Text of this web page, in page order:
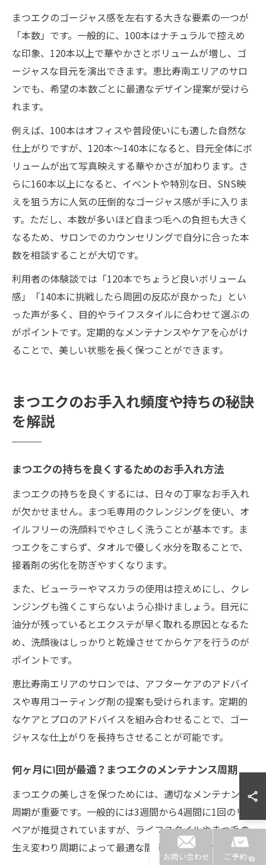
まつエクのゴージャス感を左右する大きな要素の一つが
「本数」です。一般的に、100本はナチュラルで控えめ
な印象、120本以上で華やかさとボリュームが増し、ゴ
ージャスな目元を演出できます。恵比寿南エリアのサロ
ンでも、希望の本数ごとに最適なデザイン提案が受けら
れます。
例えば、100本はオフィスや普段使いにも適した自然な
仕上がりですが、120本〜140本になると、目元全体にボ
リュームが出て写真映えする華やかさが加わります。さ
らに160本以上になると、イベントや特別な日、SNS映
えを狙う方に人気の圧倒的なゴージャス感が手に入りま
す。ただし、本数が多いほど自まつ毛への負担も大きく
なるため、サロンでのカウンセリングで自分に合った本
数を相談することが大切です。
利用者の体験談では「120本でちょうど良いボリューム
感」「140本に挑戦したら周囲の反応が良かった」とい
った声が多く、目的やライフスタイルに合わせて選ぶの
がポイントです。定期的なメンテナンスやケアを心がけ
ることで、美しい状態を長く保つことができます。
まつエクのお手入れ頻度や持ちの秘訣
を解説
まつエクの持ちを良くするためのお手入れ方法
まつエクの持ちを良くするには、日々の丁寧なお手入れ
が欠かせません。まつ毛専用のクレンジングを使い、オ
イルフリーの洗顔料でやさしく洗うことが基本です。ま
つエクをこすらず、タオルで優しく水分を取ることで、
接着剤の劣化を防ぎやすくなります。
また、ビューラーやマスカラの使用は控えめにし、クレ
ンジングも強くこすらないよう心掛けましょう。目元に
油分が残っているとエクステが早く取れる原因となるた
め、洗顔後はしっかりと乾燥させてからケアを行うのが
ポイントです。
恵比寿南エリアのサロンでは、アフターケアのアドバイ
スや専用コーティング剤の提案も受けられます。定期的
なケアとプロのアドバイスを組み合わせることで、ゴー
ジャスな仕上がりを長持ちさせることが可能です。
何ヶ月に1回が最適？まつエクのメンテナンス周期
まつエクの美しさを保つためには、適切なメンテナンス
周期が重要です。一般的には3週間から4週間に1回のリ
ペアが推奨されていますが、ライフスタイルやまつ毛の
生え変わり周期によって最適な間隔は異なります。
お問い合わせ ご予約